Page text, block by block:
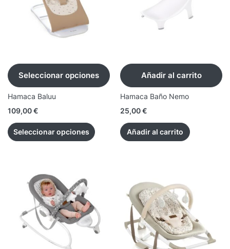
Seleccionar opciones
Hamaca Baluu
109,00€
Seleccionar opciones
Añadir al carrito
Hamaca Baño Nemo
25,00€
Añadir al carrito